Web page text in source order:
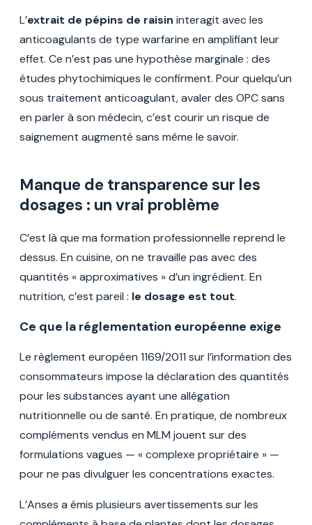
L’extrait de pépins de raisin interagit avec les
anticoagulants de type warfarine en amplifiant leur
effet. Ce n’est pas une hypothèse marginale : des
études phytochimiques le confirment. Pour quelqu’un
sous traitement anticoagulant, avaler des OPC sans
en parler à son médecin, c’est courir un risque de
saignement augmenté sans même le savoir.
Manque de transparence sur les
dosages : un vrai problème
C’est là que ma formation professionnelle reprend le
dessus. En cuisine, on ne travaille pas avec des
quantités « approximatives » d’un ingrédient. En
nutrition, c’est pareil : le dosage est tout.
Ce que la réglementation européenne exige
Le règlement européen 1169/2011 sur l’information des
consommateurs impose la déclaration des quantités
pour les substances ayant une allégation
nutritionnelle ou de santé. En pratique, de nombreux
compléments vendus en MLM jouent sur des
formulations vagues — « complexe propriétaire » —
pour ne pas divulguer les concentrations exactes.
L’Anses a émis plusieurs avertissements sur les